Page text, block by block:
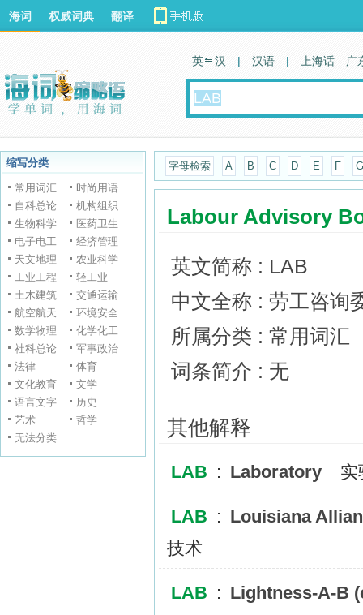
海词 权威词典 翻译
英 汉 | 汉语 | 上海话 广
缩写分类
常用词汇
时尚用语
自科总论
机构组织
生物科学
医药卫生
电子电工
经济管理
天文地理
农业科学
工业工程
轻工业
土木建筑
交通运输
航空航天
环境安全
数学物理
化学化工
社科总论
军事政治
法律
体育
文化教育
文学
语言文字
历史
艺术
哲学
无法分类
字母检索 A B C D E F G
Labour Advisory
英文简称 : LAB
中文全称 : 劳工咨询
所属分类 : 常用词汇
词条简介 : 无
其他解释
LAB : Laboratory 实
LAB : Louisiana
技术
LAB : Lightness-A-B